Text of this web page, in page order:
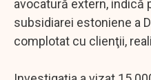
avocatură extern, indică
subsidiarei estoniene a
complotat cu clienţii,